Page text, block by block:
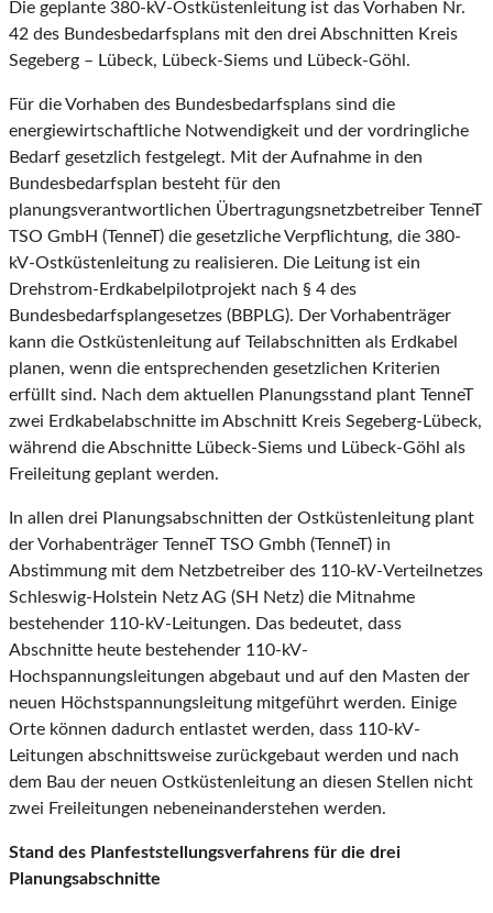
Die geplante 380-kV-Ostküstenleitung ist das Vorhaben Nr.
42 des Bundesbedarfsplans mit den drei Abschnitten Kreis
Segeberg – Lübeck, Lübeck-Siems und Lübeck-Göhl.
Für die Vorhaben des Bundesbedarfsplans sind die
energiewirtschaftliche Notwendigkeit und der vordringliche
Bedarf gesetzlich festgelegt. Mit der Aufnahme in den
Bundesbedarfsplan besteht für den
planungsverantwortlichen Übertragungsnetzbetreiber TenneT
TSO GmbH (TenneT) die gesetzliche Verpflichtung, die 380-
kV-Ostküstenleitung zu realisieren. Die Leitung ist ein
Drehstrom-Erdkabelpilotprojekt nach § 4 des
Bundesbedarfsplangesetzes (BBPLG). Der Vorhabenträger
kann die Ostküstenleitung auf Teilabschnitten als Erdkabel
planen, wenn die entsprechenden gesetzlichen Kriterien
erfüllt sind. Nach dem aktuellen Planungsstand plant TenneT
zwei Erdkabelabschnitte im Abschnitt Kreis Segeberg-Lübeck,
während die Abschnitte Lübeck-Siems und Lübeck-Göhl als
Freileitung geplant werden.
In allen drei Planungsabschnitten der Ostküstenleitung plant
der Vorhabenträger TenneT TSO Gmbh (TenneT) in
Abstimmung mit dem Netzbetreiber des 110-kV-Verteilnetzes
Schleswig-Holstein Netz AG (SH Netz) die Mitnahme
bestehender 110-kV-Leitungen. Das bedeutet, dass
Abschnitte heute bestehender 110-kV-
Hochspannungsleitungen abgebaut und auf den Masten der
neuen Höchstspannungsleitung mitgeführt werden. Einige
Orte können dadurch entlastet werden, dass 110-kV-
Leitungen abschnittsweise zurückgebaut werden und nach
dem Bau der neuen Ostküstenleitung an diesen Stellen nicht
zwei Freileitungen nebeneinanderstehen werden.
Stand des Planfeststellungsverfahrens für die drei
Planungsabschnitte